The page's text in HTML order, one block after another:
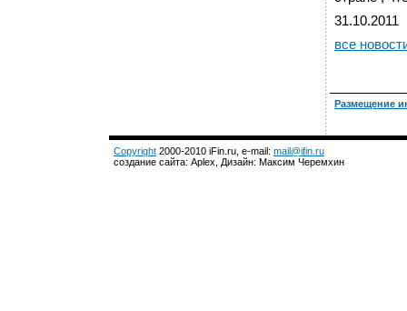
31.10.2011
все
Размещение
Copyright 2000-2010 iFin.ru, e-mail: mail@ifin.ru
создание сайта: Aplex, Дизайн: Максим Черемхин